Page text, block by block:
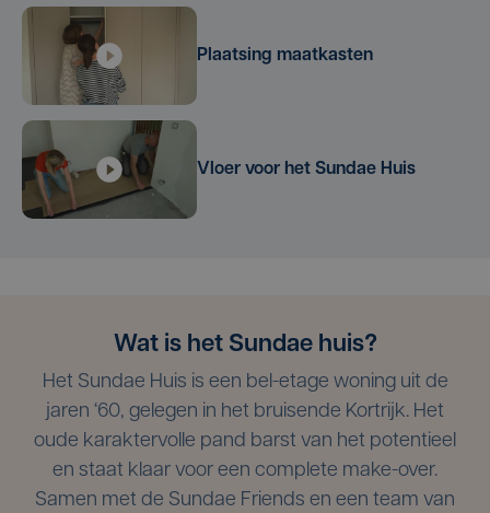
Plaatsing maatkasten
Vloer voor het Sundae Huis
Wat is het Sundae huis?
Het Sundae Huis is een bel-etage woning uit de
jaren ‘60, gelegen in het bruisende Kortrijk. Het
oude karaktervolle pand barst van het potentieel
en staat klaar voor een complete make-over.
Samen met de Sundae Friends en een team van